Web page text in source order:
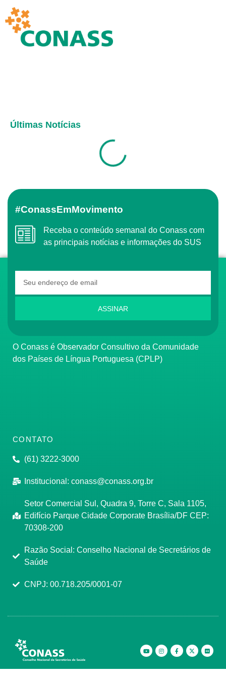
Últimas Notícias
#ConassEmMovimento
Receba o conteúdo semanal do Conass com
as principais notícias e informações do SUS
ASSINAR
O Conass é Observador Consultivo da Comunidade
dos Países de Língua Portuguesa (CPLP)
CONTATO
(61) 3222-3000
Institucional: conass@conass.org.br
Setor Comercial Sul, Quadra 9, Torre C, Sala 1105,
Edifício Parque Cidade Corporate Brasília/DF CEP:
70308-200
Razão Social: Conselho Nacional de Secretários de
Saúde
CNPJ: 00.718.205/0001-07